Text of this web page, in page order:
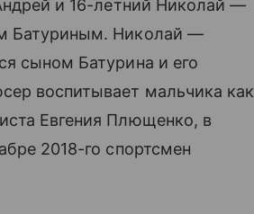
и 16-летний Николай —
Батуриным. Николай —
сыном Батурина и его
воспитывает мальчика как
Евгения Плющенко, в
2018-го спортсмен